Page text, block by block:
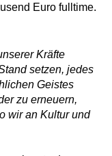
Euro fulltime.
Kräfte
setzen, jedes
Geistes
zu erneuern,
wir an Kultur und